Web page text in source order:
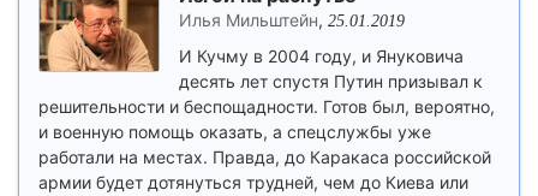
Илья Мильштейн, 25.01.2019
И Кучму в 2004 году, и Януковича
десять лет спустя Путин призывал к
решительности и беспощадности. Готов был, вероятно,
и военную помощь оказать, а спецслужбы уже
работали на местах. Правда, до Каракаса российской
армии будет дотянуться трудней, чем до Киева или